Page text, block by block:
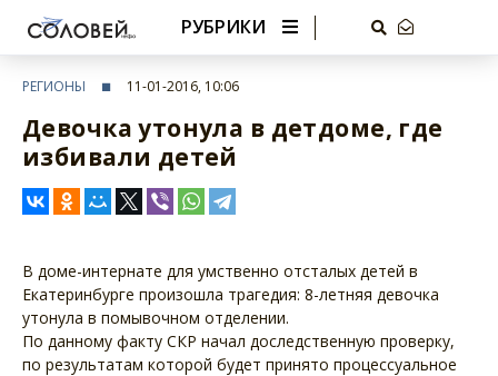
РУБРИКИ
РЕГИОНЫ 11-01-2016, 10:06
Девочка утонула в детдоме, где
избивали детей
В доме-интернате для умственно отсталых детей в
Екатеринбурге произошла трагедия: 8-летняя девочка
утонула в помывочном отделении.
По данному факту СКР начал доследственную проверку,
по результатам которой будет принято процессуальное